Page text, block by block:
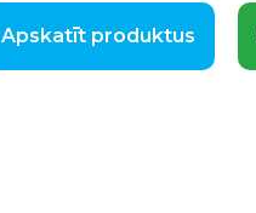
Apskatīt produktus